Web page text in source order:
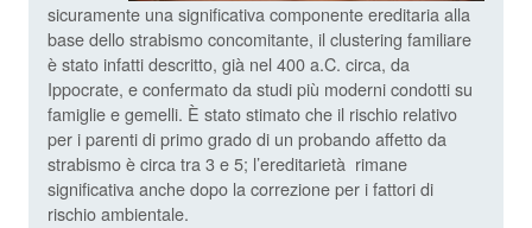
sicuramente una significativa componente ereditaria alla
base dello strabismo concomitante, il clustering familiare
è stato infatti descritto, già nel 400 a.C. circa, da
Ippocrate, e confermato da studi più moderni condotti su
famiglie e gemelli. È stato stimato che il rischio relativo
per i parenti di primo grado di un probando affetto da
strabismo è circa tra 3 e 5; l’ereditarietà rimane
significativa anche dopo la correzione per i fattori di
rischio ambientale.